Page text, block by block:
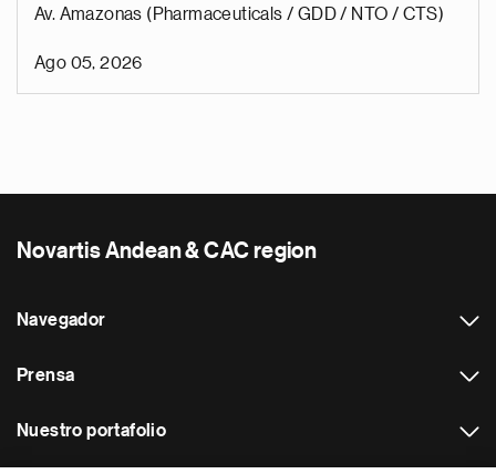
Av. Amazonas (Pharmaceuticals / GDD / NTO / CTS)
Ago 05, 2026
Novartis Andean & CAC region
Navegador
Prensa
Nuestro portafolio